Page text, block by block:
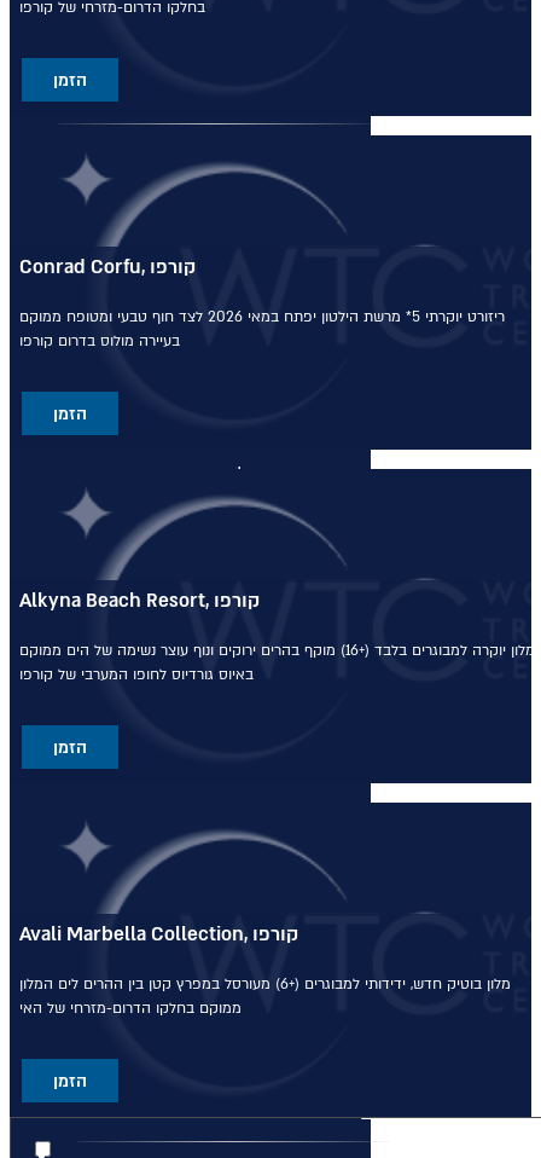
טיולים מאורגנים
שייט יוקרתי על נהר הריין
התענוגות של רומא וטוסקנה עם
הכוכבים של יוון - סוכות
טיול בדרום איטליה וברומא עם
טיול טברנות באתונה עם אמנון
טיול מאורגן לדובאי - 5 ימים
טיול לסלוניקי וצפון יוון
טיול מאורגן לפלופונז
בלוג
הזמן
בחלקו הדרום-מזרחי של קורפו
Conrad Corfu, קורפו
הזמן
ריזורט יוקרתי 5* מרשת הילטון יפתח במאי 2026 לצד חוף טבעי ומטופח
ממוקם
בעיירה מולוס בדרום קורפו
Alkyna Beach Resort, קורפו
הזמן
מלון יוקרה למבוגרים בלבד (+16) מוקף בהרים ירוקים ונוף עוצר נשימה של הים ממוקם
באיוס גורדיוס לחופו המערבי של קורפו
Avali Marbella Collection, קורפו
הזמן
מלון בוטיק חדש, ידידותי למבוגרים (+6) מעורסל במפרץ קטן בין ההרים לים המלון
ממוקם בחלקו הדרום-מזרחי של האי